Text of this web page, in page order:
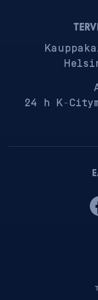
24 h K-